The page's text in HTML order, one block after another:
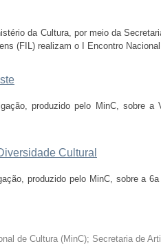
da Cultura, por meio da
(FIL) realizam o I Encontro
produzido pelo MinC, sobre a
Cultural
produzido pelo MinC, sobre a
de Cultura (MinC); Secretaria de